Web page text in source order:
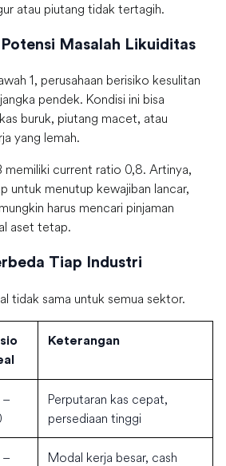
atau piutang tidak tertagih.
Masalah Likuiditas
1, perusahaan berisiko kesulitan
pendek. Kondisi ini bisa
buruk, piutang macet, atau
yang lemah.
memiliki current ratio 0,8. Artinya,
untuk menutup kewajiban lancar,
harus mencari pinjaman
aset tetap.
Tiap Industri
tidak sama untuk semua sektor.
Keterangan
–
Perputaran kas cepat,
persediaan tinggi
– Modal kerja besar, cash